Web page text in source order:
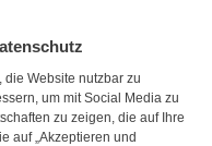
Website nutzbar zu
um mit Social Media zu
zu zeigen, die auf Ihre
auf „Akzeptieren und